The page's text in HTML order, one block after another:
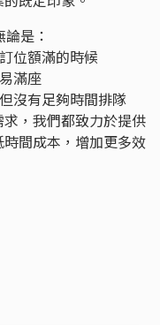
是：
位額滿的時候
滿座
沒有足夠時間排隊
，我們都致力於提供
間成本，增加更多效